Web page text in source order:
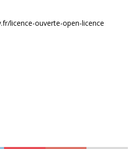
licence-ouverte-open-licence